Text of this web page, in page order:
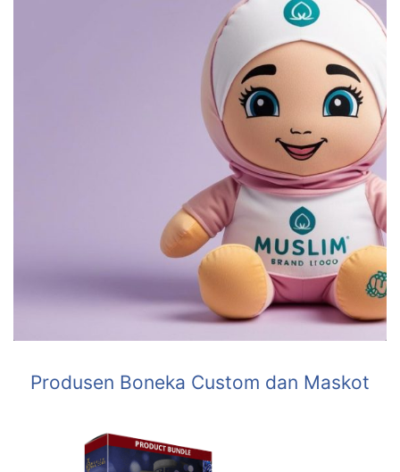
Produsen Boneka Custom dan Maskot